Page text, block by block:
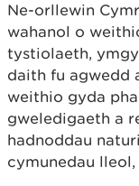
Ne-orllewin
wahanol o
tystiolaeth,
daith fu agwedd
weithio gyda
gweledigaeth a
hadnoddau
cymunedau